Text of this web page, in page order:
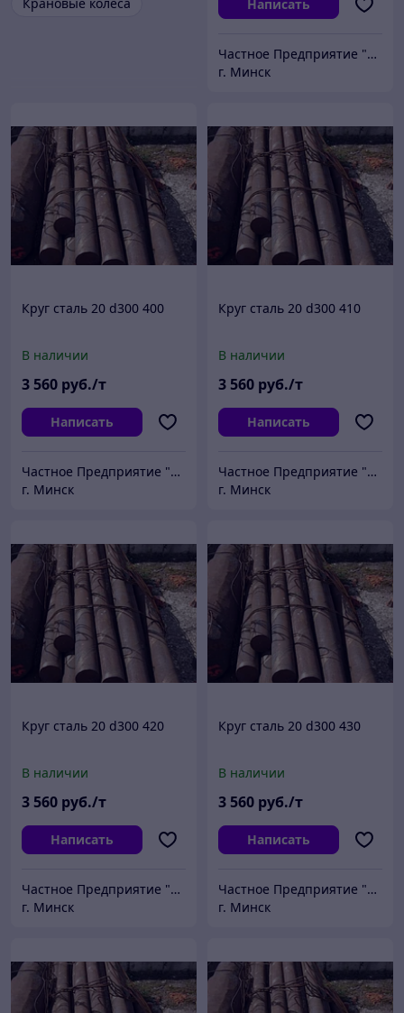
Написать
Частное Предприятие "ПромШтамп"
г. Минск
Круг сталь 20 d300 400
В наличии
3 560 руб./т
Написать
Частное Предприятие "ПромШтамп"
г. Минск
Круг сталь 20 d300 410
В наличии
3 560 руб./т
Написать
Частное Предприятие "ПромШтамп"
г. Минск
Круг сталь 20 d300 420
В наличии
3 560 руб./т
Написать
Частное Предприятие "ПромШтамп"
г. Минск
Круг сталь 20 d300 430
В наличии
3 560 руб./т
Написать
Частное Предприятие "ПромШтамп"
г. Минск